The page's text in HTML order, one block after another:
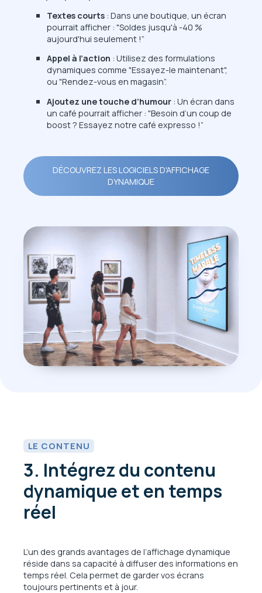
Textes courts : Dans une boutique, un écran
pourrait afficher : "Soldes jusqu'à -40 %
aujourd'hui seulement !”
Appel à l’action : Utilisez des formulations
dynamiques comme "Essayez-le maintenant",
ou "Rendez-vous en magasin”.
Ajoutez une touche d’humour : Un écran dans
un café pourrait afficher : "Besoin d’un coup de
boost ? Essayez notre café expresso !”
DÉCOUVREZ LES LOGICIELS D'AFFICHAGE
DYNAMIQUE
LE CONTENU
3. Intégrez du contenu
dynamique et en temps
réel
L’un des grands avantages de l’affichage dynamique
réside dans sa capacité à diffuser des informations en
temps réel. Cela permet de garder vos écrans
toujours pertinents et à jour.